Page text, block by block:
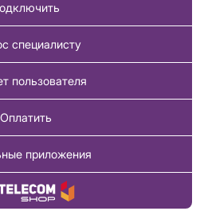
специалисту
пользователя
Оплатить
приложения
товар